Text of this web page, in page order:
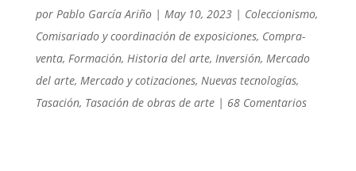
por Pablo García Ariño| May 10, 2023| Coleccionismo,
Comisariado y coordinación de exposiciones, Compra-
venta, Formación, Historia del arte, Inversión, Mercado
del arte, Mercado y cotizaciones, Nuevas tecnologías,
Tasación, Tasación de obras de arte| 68 Comentarios